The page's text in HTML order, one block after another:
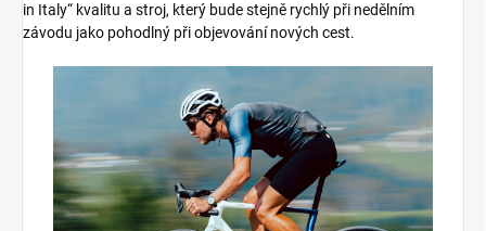
in Italy“ kvalitu a stroj, který bude stejně rychlý při nedělním
závodu jako pohodlný při objevování nových cest.